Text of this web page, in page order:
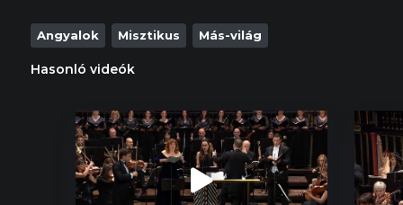
Angyalok Misztikus Más-világ
Hasonló videók